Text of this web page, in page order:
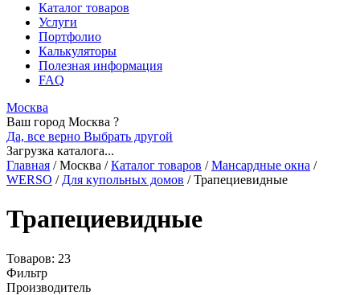
Каталог товаров
Услуги
Портфолио
Калькуляторы
Полезная информация
FAQ
Москва
Ваш город Москва ?
Да, все верно Выбрать другой
Загрузка каталога...
Главная /Москва / Каталог товаров / Мансардные окна /
WERSO / Для купольных домов /Трапециевидные
Трапециевидные
Товаров: 23
Фильтр
Производитель